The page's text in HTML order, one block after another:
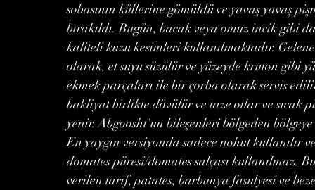
sobasının küllerine gömüldü ve yavaş yavaş
bırakıldı. Bugün, bacak veya omuz incik gibi
kaliteli kuzu kesimleri kullanılmaktadır.
olarak, et suyu süzülür ve yüzeyde kruton gibi
ekmek parçaları ile bir çorba olarak servis
bakliyat birlikte dövülür ve taze otlar ve sıcak
yenir. Abgoosht'un bileşenleri bölgeden
En yaygın versiyonda sadece nohut kullanılır
domates püresi/domates salçası kullanılmaz.
verilen tarif, patates, barbunya fasulyesi ve